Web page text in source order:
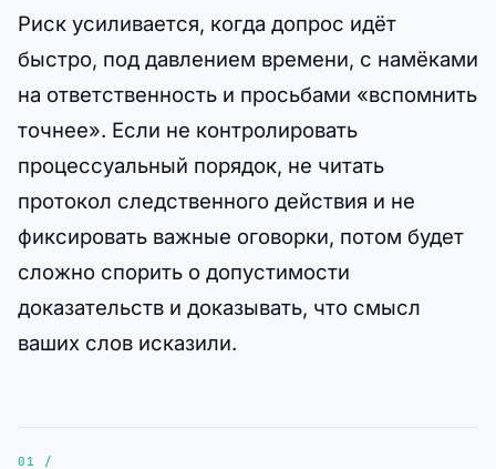
Риск усиливается, когда допрос идёт
быстро, под давлением времени, с намёками
на ответственность и просьбами «вспомнить
точнее». Если не контролировать
процессуальный порядок, не читать
протокол следственного действия и не
фиксировать важные оговорки, потом будет
сложно спорить о допустимости
доказательств и доказывать, что смысл
ваших слов исказили.